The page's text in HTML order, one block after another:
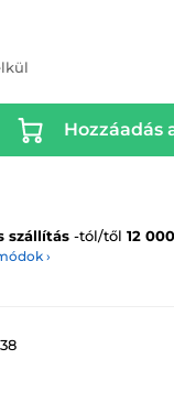
Hozzáadás
szállítás -tól/től 12
›